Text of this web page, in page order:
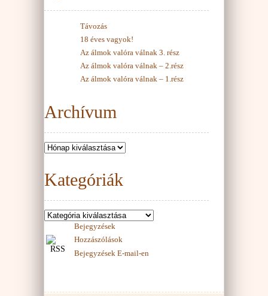
Távozás
18 éves vagyok!
Az álmok valóra válnak 3. rész
Az álmok valóra válnak – 2.rész
Az álmok valóra válnak – 1.rész
Archívum
Kategóriák
Bejegyzések
Hozzászólások
Bejegyzések E-mail-en